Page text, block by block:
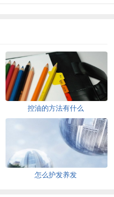
控油的方法有什么
怎么护发养发